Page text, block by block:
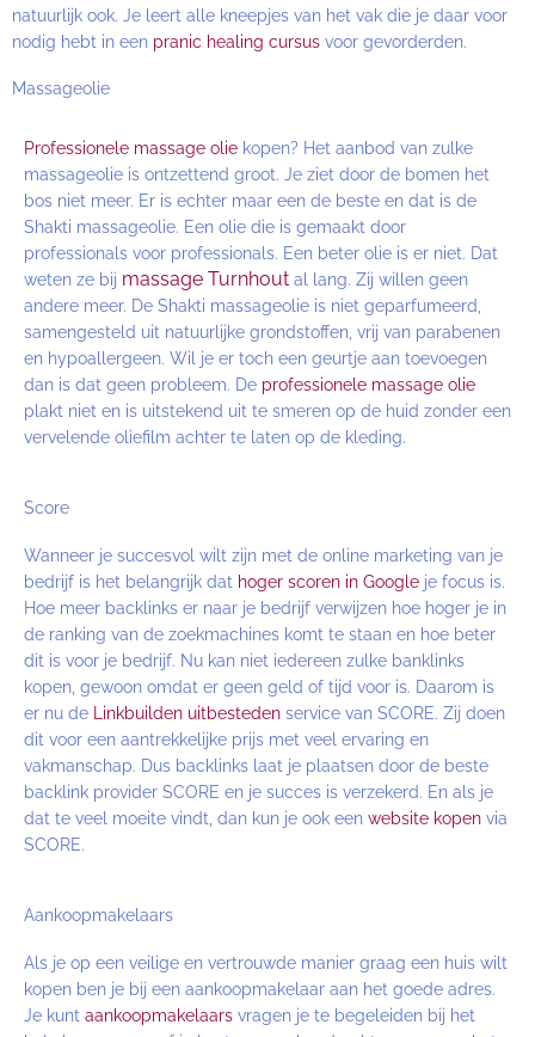
natuurlijk ook. Je leert alle kneepjes van het vak die je daar voor
nodig hebt in een pranic healing cursus voor gevorderden.
Massageolie
Professionele massage olie kopen? Het aanbod van zulke
massageolie is ontzettend groot. Je ziet door de bomen het
bos niet meer. Er is echter maar een de beste en dat is de
Shakti massageolie. Een olie die is gemaakt door
professionals voor professionals. Een beter olie is er niet. Dat
weten ze bij massage Turnhout al lang. Zij willen geen
andere meer. De Shakti massageolie is niet geparfumeerd,
samengesteld uit natuurlijke grondstoffen, vrij van parabenen
en hypoallergeen. Wil je er toch een geurtje aan toevoegen
dan is dat geen probleem. De professionele massage olie
plakt niet en is uitstekend uit te smeren op de huid zonder een
vervelende oliefilm achter te laten op de kleding.
Score
Wanneer je succesvol wilt zijn met de online marketing van je
bedrijf is het belangrijk dat hoger scoren in Google je focus is.
Hoe meer backlinks er naar je bedrijf verwijzen hoe hoger je in
de ranking van de zoekmachines komt te staan en hoe beter
dit is voor je bedrijf. Nu kan niet iedereen zulke banklinks
kopen, gewoon omdat er geen geld of tijd voor is. Daarom is
er nu de
Linkbuilden uitbesteden service van SCORE. Zij doen
dit voor een aantrekkelijke prijs met veel ervaring en
vakmanschap. Dus backlinks laat je plaatsen door de beste
backlink provider SCORE en je succes is verzekerd. En als je
dat te veel moeite vindt, dan kun je ook een website kopen via
SCORE.
Aankoopmakelaars
Als je op een veilige en vertrouwde manier graag een huis wilt
kopen ben je bij een aankoopmakelaar aan het goede adres.
Je kunt aankoopmakelaars vragen je te begeleiden bij het